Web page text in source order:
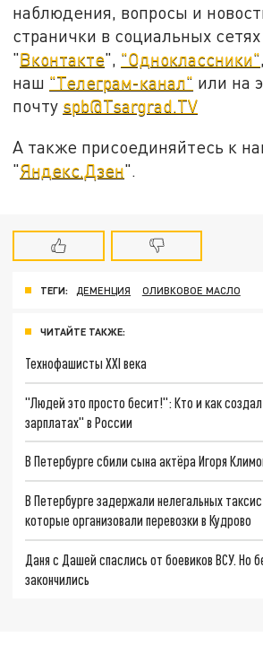
наблюдения, вопросы и
странички в социальных сетях
"Вконтакте", "Одноклассники"
наш "Телеграм-канал" или на
почту spb@Tsargrad.TV
А также присоединяйтесь к
"Яндекс.Дзен".
ТЕГИ: ДЕМЕНЦИЯ ОЛИВКОВОЕ МАСЛО
ЧИТАЙТЕ ТАКЖЕ:
Технофашисты XXI века
"Людей это просто бесит!": Кто и как
зарплатах" в России
В Петербурге сбили сына актёра Игоря
В Петербурге задержали нелегальных
которые организовали перевозки в Кудрово
Даня с Дашей спаслись от боевиков ВСУ. Но
закончились